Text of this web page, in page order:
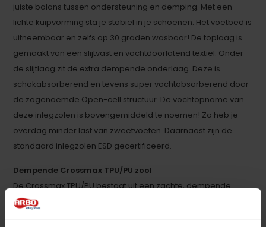
juiste balans tussen ondersteuning en demping. Met een
lichte kuipvorming sta je stabiel in je schoenen. Het voetbed is
uitneembaar en zelfs op 30 graden wasbaar! De toplaag is
gemaakt van een slijtvast en vochtdoorlatend textiel. Onder
de slijtlaag zit de extra dempende onderlaag. Deze is
schokabsorberend en tevens super vochtabsorberend door
de zogenoemde Open-cell structuur. De vochtopname van
deze inlegzolen is bovengemiddeld te noemen! Zo heb je
overdag minder last van zweetvoeten. Daarnaast zijn de
standaard inlegzolen ESD gecertificeerd.
Dempende Crossmax TPU/PU zool
De Crossmax TPU/PU bestaat uit een zachte, dempende
tussenlaag met TPU antislip loopzool. Zo heb je de beste